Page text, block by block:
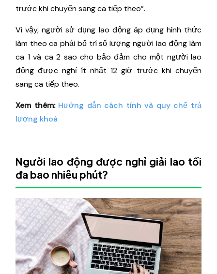
trước khi chuyển sang ca tiếp theo”.
Vì vậy, người sử dụng lao động áp dụng hình thức
làm theo ca phải bố trí số lượng người lao động làm
ca 1 và ca 2 sao cho bảo đảm cho một người lao
động được nghỉ ít nhất 12 giờ trước khi chuyển
sang ca tiếp theo.
Xem thêm: Hướng dẫn cách tính và quy chế trả
lương khoá
Người lao động được nghỉ giải lao tối
đa bao nhiêu phút?